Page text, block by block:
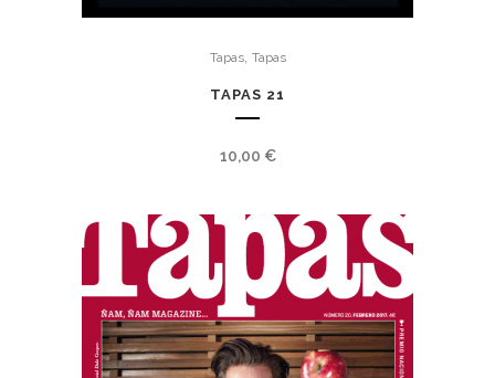
Tapas, Tapas
TAPAS 21
10,00 €